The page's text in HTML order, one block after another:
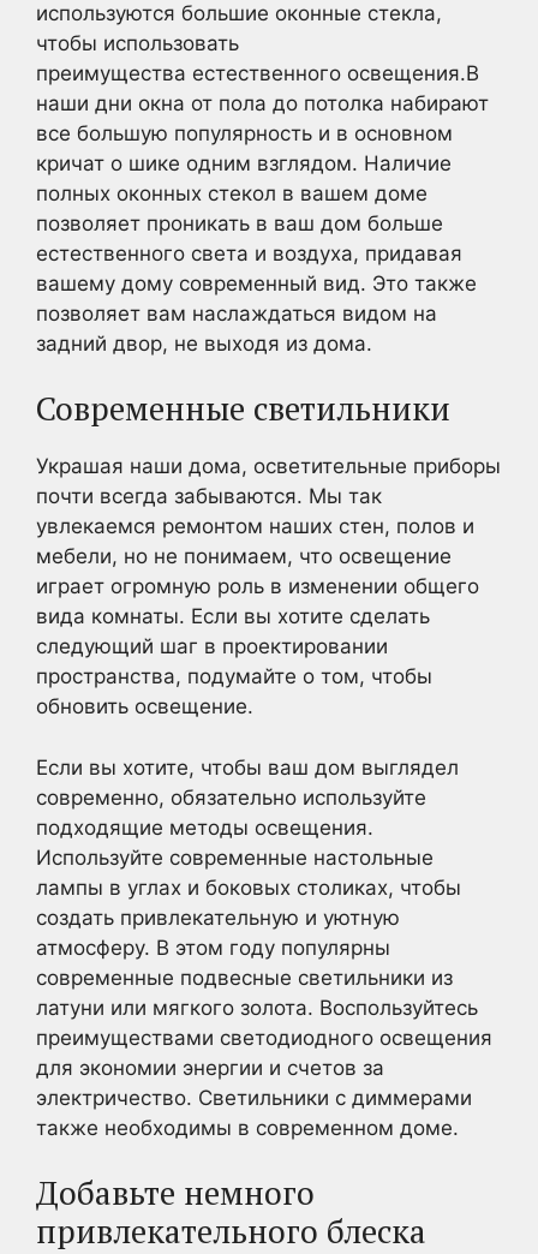
используются большие оконные стекла,
чтобы использовать
преимущества естественного освещения.В
наши дни окна от пола до потолка набирают
все большую популярность и в основном
кричат о шике одним взглядом. Наличие
полных оконных стекол в вашем доме
позволяет проникать в ваш дом больше
естественного света и воздуха, придавая
вашему дому современный вид. Это также
позволяет вам наслаждаться видом на
задний двор, не выходя из дома.
Современные светильники
Украшая наши дома, осветительные приборы
почти всегда забываются. Мы так
увлекаемся ремонтом наших стен, полов и
мебели, но не понимаем, что освещение
играет огромную роль в изменении общего
вида комнаты. Если вы хотите сделать
следующий шаг в проектировании
пространства, подумайте о том, чтобы
обновить освещение.
Если вы хотите, чтобы ваш дом выглядел
современно, обязательно используйте
подходящие методы освещения.
Используйте современные настольные
лампы в углах и боковых столиках, чтобы
создать привлекательную и уютную
атмосферу. В этом году популярны
современные подвесные светильники из
латуни или мягкого золота. Воспользуйтесь
преимуществами светодиодного освещения
для экономии энергии и счетов за
электричество. Светильники с диммерами
также необходимы в современном доме.
Добавьте немного
привлекательного блеска